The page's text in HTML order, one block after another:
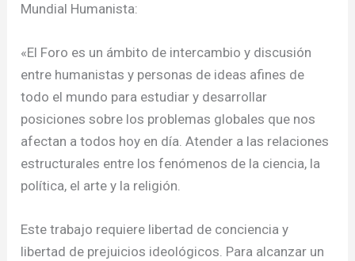
Mundial Humanista:
«El Foro es un ámbito de intercambio y discusión
entre humanistas y personas de ideas afines de
todo el mundo para estudiar y desarrollar
posiciones sobre los problemas globales que nos
afectan a todos hoy en día. Atender a las relaciones
estructurales entre los fenómenos de la ciencia, la
política, el arte y la religión.
Este trabajo requiere libertad de conciencia y
libertad de prejuicios ideológicos. Para alcanzar un